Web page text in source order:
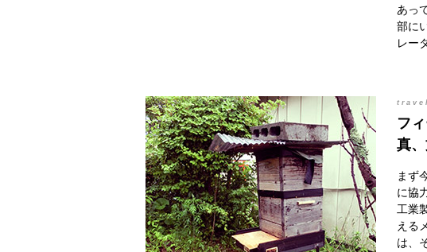
あっ
部に
レー
travel
フ
真、
まず
に協
工業
える
は、